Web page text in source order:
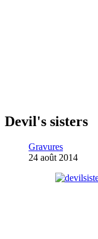
Devil's sisters
Gravures
24 août 2014